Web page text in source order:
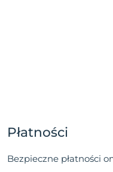
Płatności
Bezpieczne płatności